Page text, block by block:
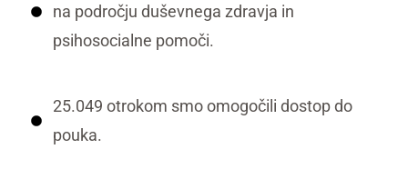
na področju duševnega zdravja in
psihosocialne pomoči.
25.049 otrokom smo omogočili dostop do
pouka.